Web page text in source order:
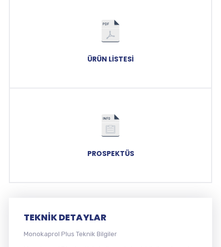
ÜRÜN LISTESI
PROSPEKTÜS
TEKNIK DETAYLAR
Monokaprol Plus Teknik Bilgiler